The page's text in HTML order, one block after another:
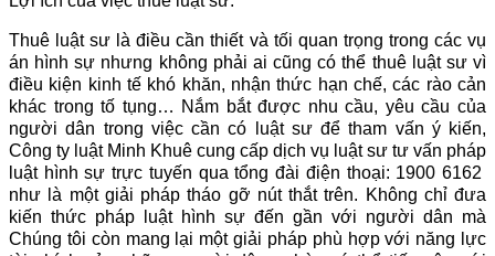
Thuê luật sư là điều cần thiết và tối quan trọng trong các vụ
án hình sự nhưng không phải ai cũng có thể thuê luật sư vì
điều kiện kinh tế khó khăn, nhận thức hạn chế, các rào cản
khác trong tố tụng… Nắm bắt được nhu cầu, yêu cầu của
người dân trong việc cần có luật sư để tham vấn ý kiến,
Công ty luật Minh Khuê cung cấp dịch vụ luật sư tư vấn pháp
luật hình sự trực tuyến qua tổng đài điện thoại: 1900 6162
như là một giải pháp tháo gỡ nút thắt trên. Không chỉ đưa
kiến thức pháp luật hình sự đến gần với người dân mà
Chúng tôi còn mang lại một giải pháp phù hợp với năng lực